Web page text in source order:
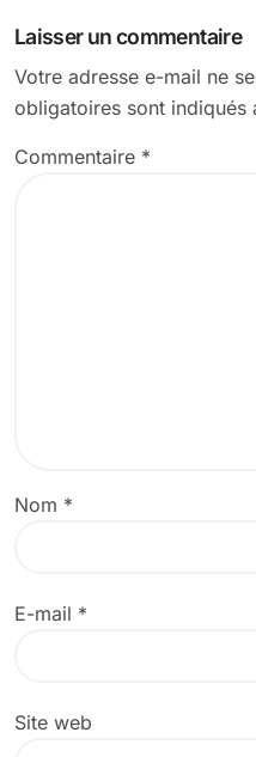
Laisser un commentaire
Votre adresse e-mail ne
obligatoires sont indiqués
Commentaire *
Nom *
E-mail *
Site web